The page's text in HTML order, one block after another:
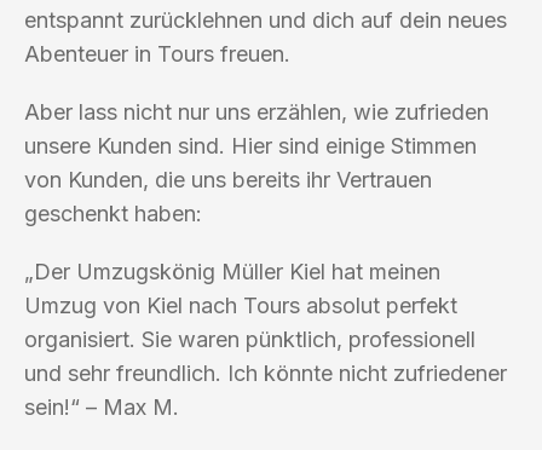
entspannt zurücklehnen und dich auf dein neues
Abenteuer in Tours freuen.
Aber lass nicht nur uns erzählen, wie zufrieden
unsere Kunden sind. Hier sind einige Stimmen
von Kunden, die uns bereits ihr Vertrauen
geschenkt haben:
„Der Umzugskönig Müller Kiel hat meinen
Umzug von Kiel nach Tours absolut perfekt
organisiert. Sie waren pünktlich, professionell
und sehr freundlich. Ich könnte nicht zufriedener
sein!“ – Max M.